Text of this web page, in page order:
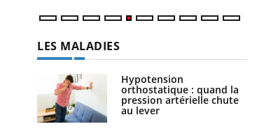
LES MALADIES
Hypotension
orthostatique : quand la
pression artérielle chute
au lever